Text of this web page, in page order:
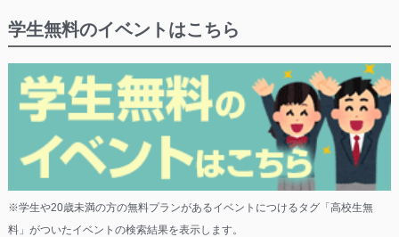
学生無料のイベントはこちら
※学生や20歳未満の方の無料プランがあるイベントにつけるタグ「高校生無
料」がついたイベントの検索結果を表示します。